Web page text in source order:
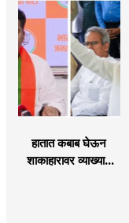
हातात कबाब घेऊन
शाकाहारावर व्याख्यान